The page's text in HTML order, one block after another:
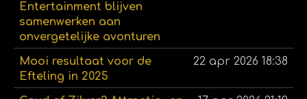
Entertainment blijven
samenwerken aan
onvergetelijke avonturen
Mooi resultaat voor de
Efteling in 2025
22 apr 2026 18:38